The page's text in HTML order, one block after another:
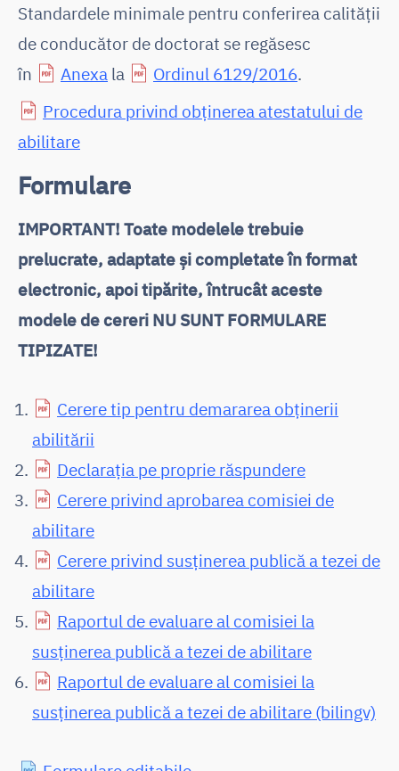
Standardele minimale pentru conferirea calității
de conducător de doctorat se regăsesc
în
Anexa la Ordinul 6129/2016.
Procedura privind obținerea atestatului de
abilitare
Formulare
IMPORTANT! Toate modelele trebuie
prelucrate, adaptate și completate în format
electronic, apoi tipărite, întrucât aceste
modele de cereri NU SUNT FORMULARE
TIPIZATE!
Cerere tip pentru demararea obținerii
abilitării
Declarația pe proprie răspundere
Cerere privind aprobarea comisiei de
abilitare
Cerere privind susținerea publică a tezei de
abilitare
Raportul de evaluare al comisiei la
susținerea publică a tezei de abilitare
Raportul de evaluare al comisiei la
susținerea publică a tezei de abilitare (bilingv)